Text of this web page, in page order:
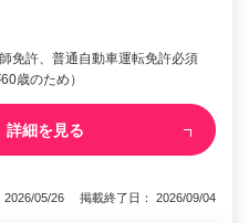
免許、普通自動車運転免許必須
歳のため）
詳細を見る
2026/05/26 掲載終了日： 2026/09/04